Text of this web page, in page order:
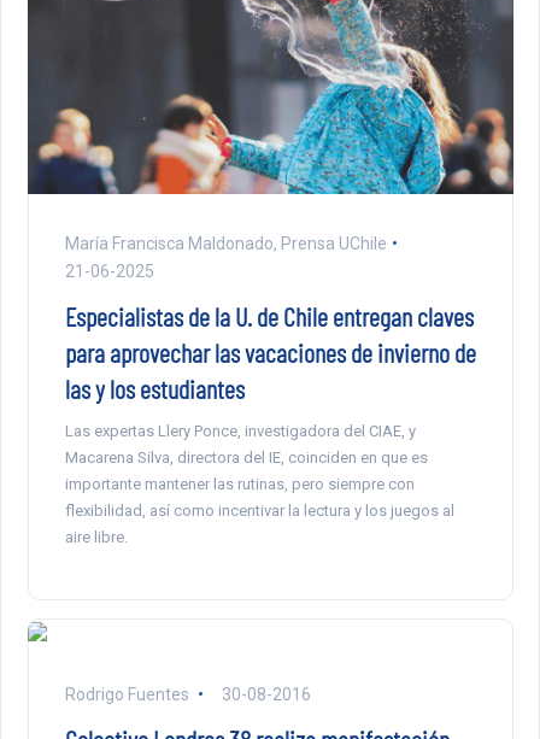
María Francisca Maldonado, Prensa UChile
21-06-2025
Especialistas de la U. de Chile entregan claves
para aprovechar las vacaciones de invierno de
las y los estudiantes
Las expertas Llery Ponce, investigadora del CIAE, y
Macarena Silva, directora del IE, coinciden en que es
importante mantener las rutinas, pero siempre con
flexibilidad, así como incentivar la lectura y los juegos al
aire libre.
Rodrigo Fuentes 30-08-2016